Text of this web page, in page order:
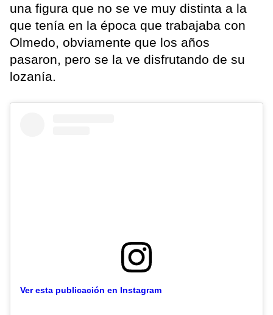
una figura que no se ve muy distinta a la
que tenía en la época que trabajaba con
Olmedo, obviamente que los años
pasaron, pero se la ve disfrutando de su
lozanía.
Ver esta publicación en Instagram